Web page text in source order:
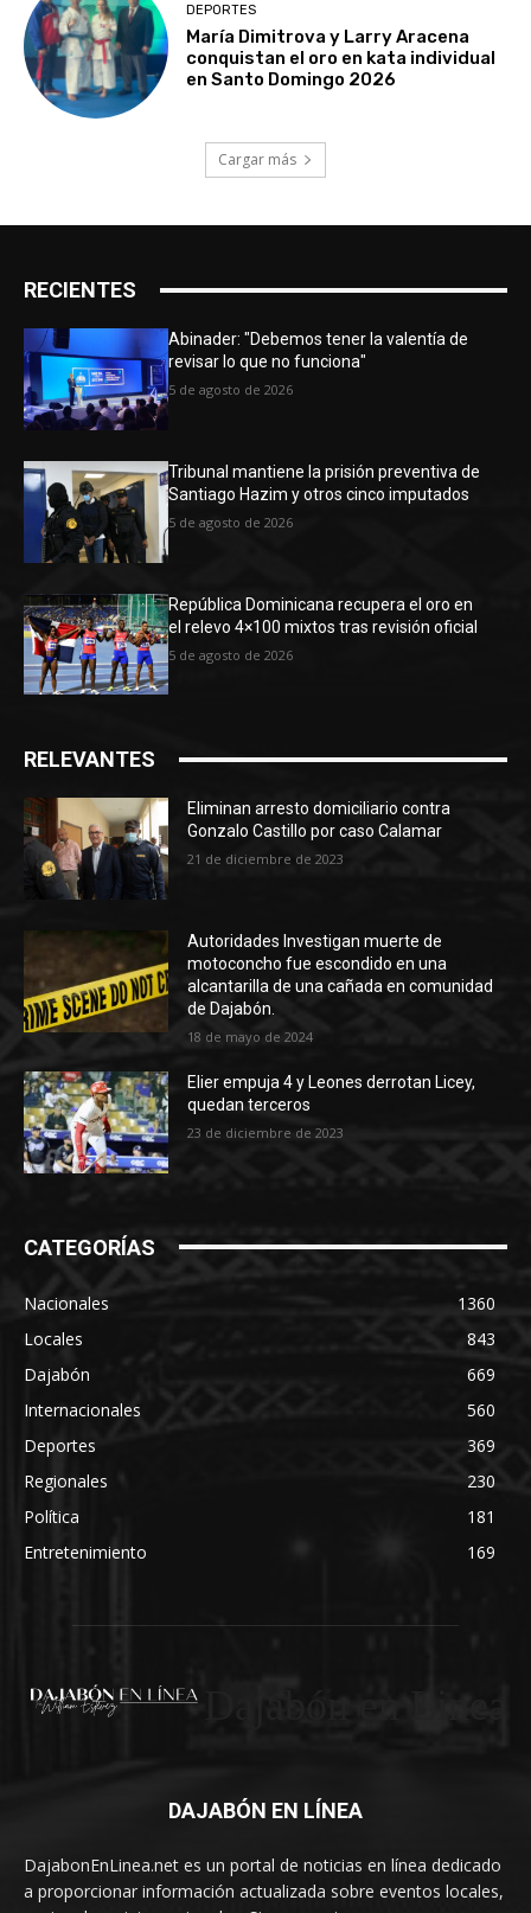
DEPORTES
María Dimitrova y Larry Aracena
conquistan el oro en kata individual
en Santo Domingo 2026
Cargar más
RECIENTES
Abinader: "Debemos tener la valentía de
revisar lo que no funciona"
5 de agosto de 2026
Tribunal mantiene la prisión preventiva de
Santiago Hazim y otros cinco imputados
5 de agosto de 2026
República Dominicana recupera el oro en
el relevo 4×100 mixtos tras revisión oficial
5 de agosto de 2026
RELEVANTES
Eliminan arresto domiciliario contra
Gonzalo Castillo por caso Calamar
21 de diciembre de 2023
Autoridades Investigan muerte de
motoconcho fue escondido en una
alcantarilla de una cañada en comunidad
de Dajabón.
18 de mayo de 2024
Elier empuja 4 y Leones derrotan Licey,
quedan terceros
23 de diciembre de 2023
CATEGORÍAS
Nacionales
1360
Locales
843
Dajabón
669
Internacionales
560
Deportes
369
Regionales
230
Política
181
Entretenimiento
169
DAJABÓN EN LÍNEA
DajabonEnLinea.net es un portal de noticias en línea dedicado
a proporcionar información actualizada sobre eventos locales,